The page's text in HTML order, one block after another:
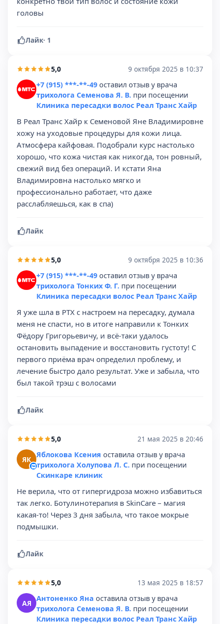
головы
Лайк· 1
5,0 9 октября 2025 в 10:37
+7 (915) ***-**-49 оставил отзыв у врача
трихолога Семенова Я. В. при посещении
Клиника пересадки волос Реал Транс Хайр
В Реал Транс Хайр к Семеновой Яне Владимировне
хожу на уходовые процедуры для кожи лица.
Атмосфера кайфовая. Подобрали курс настолько
хорошо, что кожа чистая как никогда, тон ровный,
свежий вид без операций. И кстати Яна
Владимировна настолько мягко и
профессионально работает, что даже
расслабляешься, как в спа)
Лайк
5,0 9 октября 2025 в 10:36
+7 (915) ***-**-49 оставил отзыв у врача
трихолога Тонких Ф. Г. при посещении
Клиника пересадки волос Реал Транс Хайр
Я уже шла в РТХ с настроем на пересадку, думала
меня не спасти, но в итоге направили к Тонких
Фёдору Григорьевичу, и всё-таки удалось
остановить выпадение и восстановить густоту! С
первого приёма врач определил проблему, и
лечение быстро дало результат. Уже и забыла, что
был такой трэш с волосами
Лайк
5,0 21 мая 2025 в 20:46
ЯК Яблокова Ксения оставила отзыв у врача
трихолога Холупова Л. С. при посещении
Скинкаре клиник
Не верила, что от гипергидроза можно избавиться
так легко. Ботулинотерапия в SkinCare – магия
какая-то! Через 3 дня забыла, что такое мокрые
подмышки.
Лайк
5,0 13 мая 2025 в 18:57
АЯ Антоненко Яна оставила отзыв у врача
трихолога Семенова Я. В. при посещении
Клиника пересадки волос Реал Транс Хайр